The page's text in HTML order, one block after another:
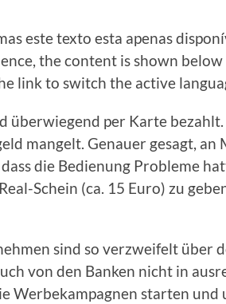
este tex­to esta ape­n­as
the con­tent is shown
link to switch the acti­ve
über­wie­gend per Kar­te
man­gelt. Genau­er gesagt, an
die Bedie­nung Pro­ble­me
Schein (ca. 15 Euro) zu
sind so ver­zwei­felt über
von den Ban­ken nicht in
Wer­be­kam­pa­gnen star­ten